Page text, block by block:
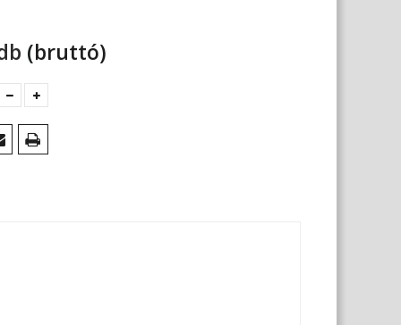
(bruttó)